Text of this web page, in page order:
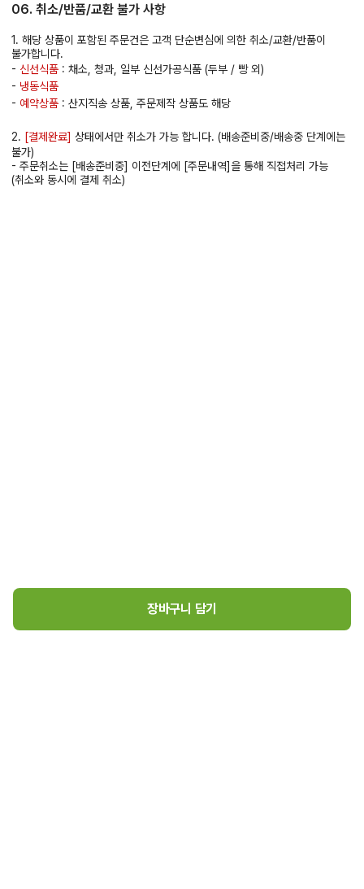
06. 취소/반품/교환 불가 사항
1. 해당 상품이 포함된 주문건은 고객 단순변심에 의한 취소/교환/반품이
불가합니다.
- 신선식품 : 채소, 청과, 일부 신선가공식품 (두부 / 빵 외)
- 냉동식품
- 예약상품 : 산지직송 상품, 주문제작 상품도 해당
2. [결제완료] 상태에서만 취소가 가능 합니다. (배송준비중/배송중 단계에는
불가)
- 주문취소는 [배송준비중] 이전단계에 [주문내역]을 통해 직접처리 가능
(취소와 동시에 결제 취소)
장바구니 담기